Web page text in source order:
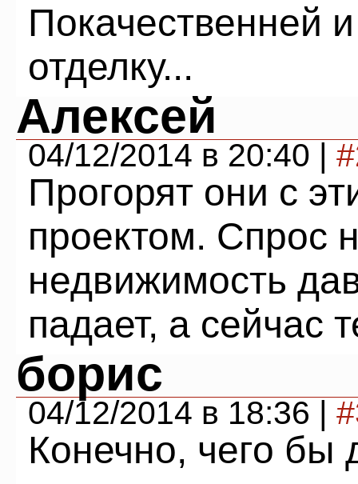
Покачественней
отделку...
Алексей
04/12/2014 в 20:40 |
Прогорят они с
проектом. Спрос
недвижимость
падает, а сейчас
борис
04/12/2014 в 18:36 |
Конечно, чего бы